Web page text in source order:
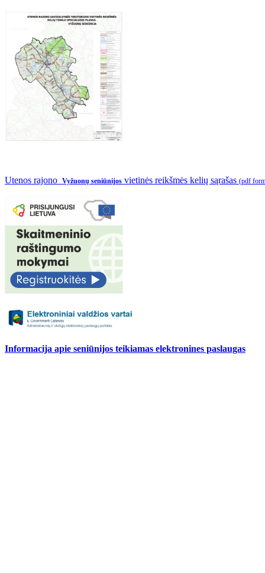
Utenos rajono Vyžuonų seniūnijos vietinės reikšmės kelių sąrašas (pdf
Informacija apie seniūnijos teikiamas elektronines paslaugas